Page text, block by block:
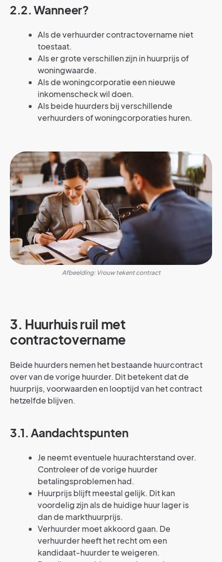
2.2. Wanneer?
Als de verhuurder contractovername niet
toestaat.
Als er grote verschillen zijn in huurprijs of
woningwaarde.
Als de woningcorporatie een nieuwe
inkomenscheck wil doen.
Als beide huurders bij verschillende
verhuurders of woningcorporaties huren.
Afbeelding: Vrouw tekent contract
3. Huurhuis ruil met
contractovername
Beide huurders nemen het bestaande huurcontract
over van de vorige huurder. Dit betekent dat de
huurprijs, voorwaarden en looptijd van het contract
hetzelfde blijven.
3.1. Aandachtspunten
Je neemt eventuele huurachterstand over.
Controleer of de vorige huurder
betalingsproblemen had.
Huurprijs blijft meestal gelijk. Dit kan
voordelig zijn als de huidige huur lager is
dan de markthuurprijs.
Verhuurder moet akkoord gaan. De
verhuurder heeft het recht om een
kandidaat-huurder te weigeren.